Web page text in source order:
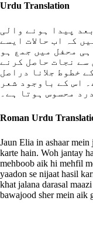
Urdu Translation
پیدا ہونے والی
کہ اب حالات ایسے
محفل میں جمع ہو
سے نجات حاصل کرنے
خطوط جلانا دراصل
اس کے باوجود شعر
محسوس ہوتا ہے۔
Roman Urdu
Jaun Elia in ashaar
karte hain. Woh jantay
mehboob aik hi mehfil
yaadon se nijaat hasil
khat jalana darasal
bawajood sher mein aik